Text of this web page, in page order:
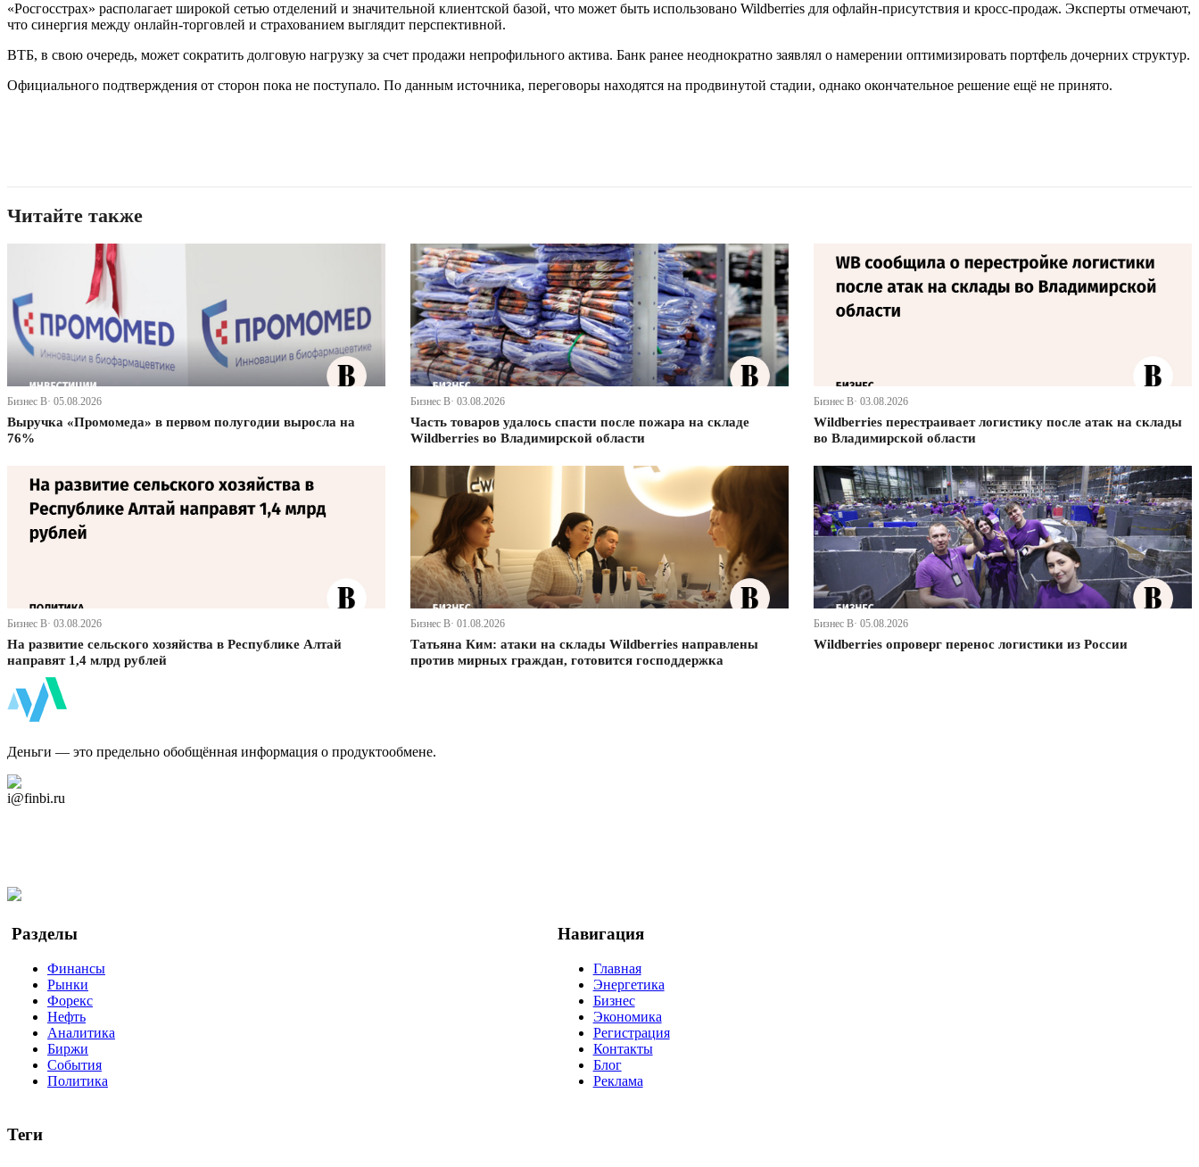
«Росгосстрах» располагает широкой сетью отделений и значительной клиентской базой, что может быть использовано Wildberries для офлайн-присутствия и кросс-продаж. Эксперты отмечают,
что синергия между онлайн-торговлей и страхованием выглядит перспективной.
ВТБ, в свою очередь, может сократить долговую нагрузку за счет продажи непрофильного актива. Банк ранее неоднократно заявлял о намерении оптимизировать портфель дочерних структур.
Официального подтверждения от сторон пока не поступало. По данным источника, переговоры находятся на продвинутой стадии, однако окончательное решение ещё не принято.
Читайте также
Бизнес В· 05.08.2026
Выручка «Промомеда» в первом полугодии выросла на
76%
Бизнес В· 03.08.2026
Часть товаров удалось спасти после пожара на складе
Wildberries во Владимирской области
Бизнес В· 03.08.2026
Wildberries перестраивает логистику после атак на склады
во Владимирской области
Бизнес В· 03.08.2026
На развитие сельского хозяйства в Республике Алтай
направят 1,4 млрд рублей
Бизнес В· 01.08.2026
Татьяна Ким: атаки на склады Wildberries направлены
против мирных граждан, готовится господдержка
Бизнес В· 05.08.2026
Wildberries опроверг перенос логистики из России
Деньги — это предельно обобщённая информация о продуктообмене.
i@finbi.ru
Разделы
Финансы
Рынки
Форекс
Нефть
Аналитика
Биржи
События
Политика
Навигация
Главная
Энергетика
Бизнес
Экономика
Регистрация
Контакты
Блог
Реклама
Теги